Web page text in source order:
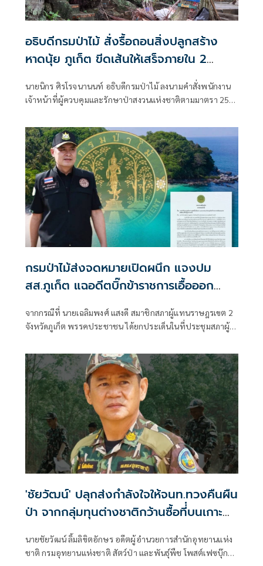
อธิบดีกรมป่าไม้ สั่งรื้อถอนสิ่งปลูกสร้าง
หาดนุ้ย ภูเก็ต ขีดเส้นให้เสร็จภายใน 2
นายนิกร ศิรโรจนานนท์ อธิบดีกรมป่าไม้ ลงนามคำสั่งพนักงาน
เจ้าหน้าที่ผู้ควบคุมและรักษาป่าสงวนแห่งชาติตามมาตรา 25
กรมป่าไม้ส่งจดหมายเปิดผนึก แจงปม
สส.ภูเก็ต แฉอดีตบิ๊กข้าราชการเอื้อออก
โฉนด 'หาดฟรีดอม-เกาะกระดาน' ยันไล่ออก
แล้ว-ไม่มีการจ่ายบำนาญ
จากกรณีที่ นายเฉลิมพงศ์ แสงดี สมาชิกสภาผู้แทนราษฎรเขต 2
จังหวัดภูเก็ต พรรคประชาชน ได้ยกประเด็นในที่ประชุมสภาผู้
ของภาคประชาชนต่อความล่าช้าในกระบวนการยุติธรรมทาง
อาญา กรณีอดีตข้าราชการ ถูกลงโทษไล่ออกจากราชการตั้งแต่
ปี 2558
'ชัยวัฒน์' ปลุกส่งกำลังใจให้จนท.ทวงคืนผืน
ป่า จากกลุ่มทุนต่างชาติกว้านซื้อที่่บนเกาะ
นายชัยวัฒน์ ลิ้มลิขิตอักษร อดีตผู้อำนวยการสำนักอุทยานแห่ง
ชาติ กรมอุทยานแห่งชาติ สัตว์ป่า และพันธุ์พืช โพสต์เฟซบุ๊ก